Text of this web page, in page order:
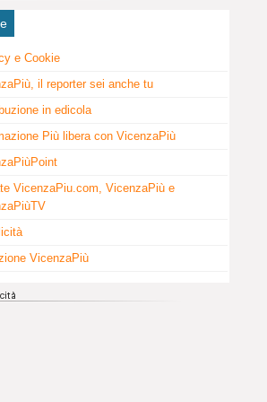
e Cookie
il reporter sei anche tu
in edicola
Più libera con VicenzaPiù
VicenzaPiu.com, VicenzaPiù e
VicenzaPiù